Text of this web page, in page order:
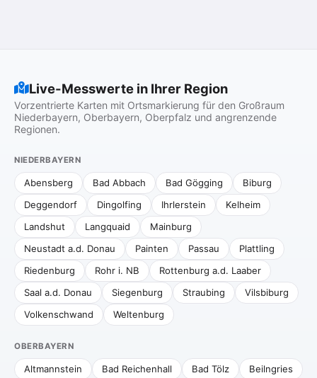
Live-Messwerte in Ihrer Region
Vorzentrierte Karten mit Ortsmarkierung für den Großraum
Niederbayern, Oberbayern, Oberpfalz und angrenzende
Regionen.
NIEDERBAYERN
Abensberg Bad Abbach Bad Gögging
Biburg
Deggendorf
Dingolfing Ihrlerstein
Kelheim
Landshut
Langquaid
Mainburg
Neustadt a.d. Donau
Painten Passau
Plattling
Riedenburg
Rohr i. NB
Rottenburg a.d. Laaber
Saal a.d. Donau
Siegenburg Straubing
Vilsbiburg
Volkenschwand
Weltenburg
OBERBAYERN
Altmannstein Bad Reichenhall Bad Tölz
Beilngries